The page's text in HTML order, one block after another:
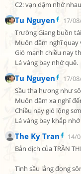
C2: vạn dặm nhớ
Tu Nguyen
17/
Trường Giang buồn
Muôn dặm nghĩ quay
Gió mạnh chiều nay
Lá vàng bay nhớ quê.
Tu Nguyen
17/
Sầu tha hương như
Muôn dặm xa nghĩ
Chiều nay gió lộng
Lá vàng bay khắp
The Ky Tran
14/
Bản dịch của TRẦN
Tình sầu lắng đọng